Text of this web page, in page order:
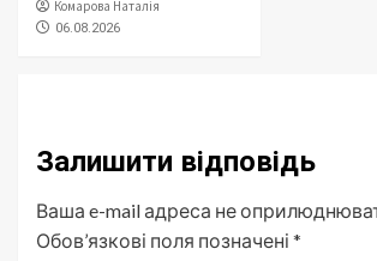
Комарова Наталія
06.08.2026
Залишити відповідь
Ваша e-mail адреса не
Обов’язкові поля позначені *